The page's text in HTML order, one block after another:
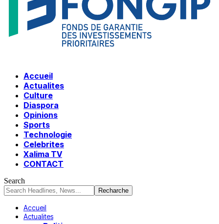
Accueil
Actualites
Culture
Diaspora
Opinions
Sports
Technologie
Celebrites
Xalima TV
CONTACT
Search
Accueil
Actualites